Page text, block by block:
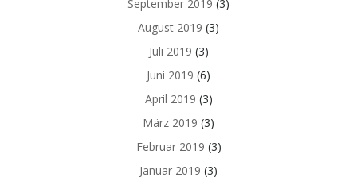
September 2019 (3)
August 2019 (3)
Juli 2019 (3)
Juni 2019 (6)
April 2019 (3)
März 2019 (3)
Februar 2019 (3)
Januar 2019 (3)